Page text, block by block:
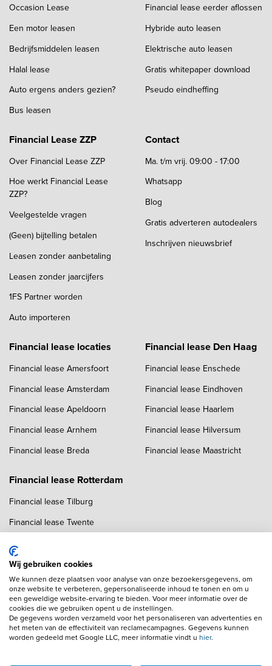
Occasion Lease
Een motor leasen
Bedrijfsmiddelen leasen
Halal lease
Auto ergens anders gezien?
Bus leasen
Financial lease eerder aflossen
Hybride auto leasen
Elektrische auto leasen
Gratis whitepaper download
Pseudo eindheffing
Financial Lease ZZP
Over Financial Lease ZZP
Hoe werkt Financial Lease
ZZP?
Veelgestelde vragen
(Geen) bijtelling betalen
Leasen zonder aanbetaling
Leasen zonder jaarcijfers
1FS Partner worden
Auto importeren
Contact
Ma. t/m vrij. 09:00 - 17:00
Whatsapp
Blog
Gratis adverteren autodealers
Inschrijven nieuwsbrief
Financial lease locaties
Financial lease Amersfoort
Financial lease Amsterdam
Financial lease Apeldoorn
Financial lease Arnhem
Financial lease Breda
Financial lease Den Haag
Financial lease Enschede
Financial lease Eindhoven
Financial lease Haarlem
Financial lease Hilversum
Financial lease Maastricht
Financial lease Rotterdam
Financial lease Tilburg
Financial lease Twente
Financial lease Utrecht
Financial lease Zwolle
Copyright navigation
Wij gebruiken cookies
We kunnen deze plaatsen voor analyse van onze bezoekersgegevens, om
onze website te verbeteren, gepersonaliseerde inhoud te tonen en om u
een geweldige website-ervaring te bieden. Voor meer informatie over de
cookies die we gebruiken opent u de instellingen.
De gegevens worden verzameld voor het personaliseren van advertenties en
het meten van de effectiviteit van reclamecampagnes. Gegevens kunnen
worden gedeeld met Google LLC, meer informatie vindt u hier.